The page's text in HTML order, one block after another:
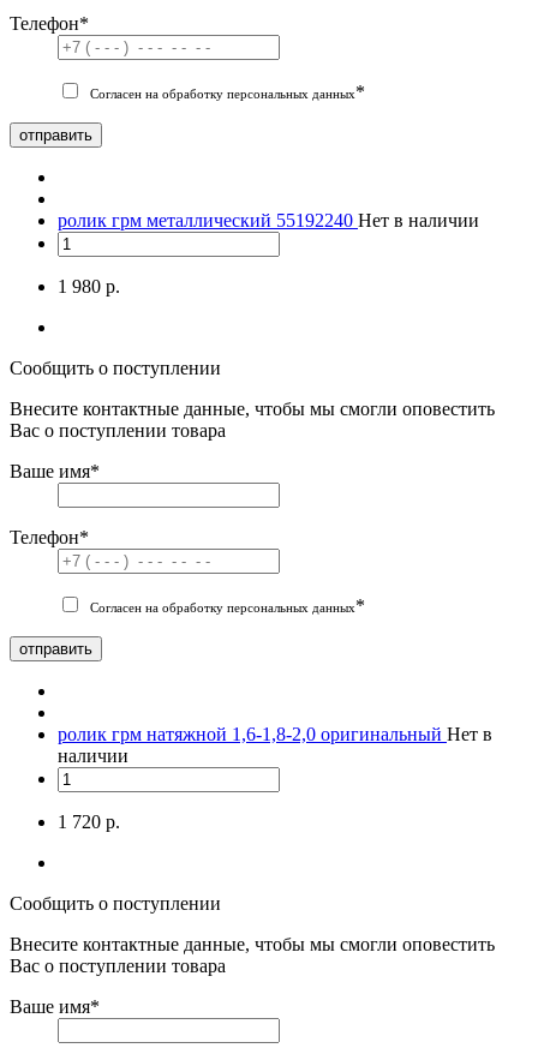
Телефон*
Согласен на обработку персональных данных*
отправить
ролик грм металлический 55192240 Нет в наличии
1 980 р.
Сообщить о поступлении
Внесите контактные данные, чтобы мы смогли оповестить
Вас о поступлении товара
Ваше имя*
Телефон*
Согласен на обработку персональных данных*
отправить
ролик грм натяжной 1,6-1,8-2,0 оригинальный Нет в
наличии
1 720 р.
Сообщить о поступлении
Внесите контактные данные, чтобы мы смогли оповестить
Вас о поступлении товара
Ваше имя*